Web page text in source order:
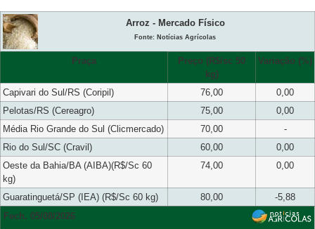
Arroz - Mercado Físico
Fonte: Notícias Agrícolas
Praça
Preço (R$/sc 50
kg)
Variação (%)
Capivari do Sul/RS (Coripil) 76,00
0,00
Pelotas/RS (Cereagro)
75,00
0,00
Média Rio Grande do Sul (Clicmercado)
70,00
-
Rio do Sul/SC (Cravil)
60,00
0,00
Oeste da Bahia/BA (AIBA)(R$/Sc 60
kg)
74,00 0,00
Guaratinguetá/SP (IEA) (R$/Sc 60 kg) 80,00
-5,88
Fech. 05/08/2026